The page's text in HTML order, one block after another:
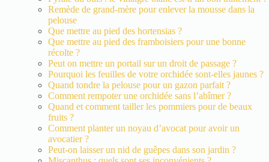
Remède de grand-mère pour enlever la mousse dans la
pelouse
Que mettre au pied des hortensias ?
Que mettre au pied des framboisiers pour une bonne
récolte ?
Peut on mettre un portail sur un droit de passage ?
Pourquoi les feuilles de votre orchidée sont-elles jaunes ?
Quand tondre la pelouse pour un gazon parfait ?
Comment rempoter une orchidée sans l’abîmer ?
Quand et comment tailler les pommiers pour de beaux
fruits ?
Comment planter un noyau d’avocat pour avoir un
avocatier ?
Peut-on laisser un nid de guêpes dans son jardin ?